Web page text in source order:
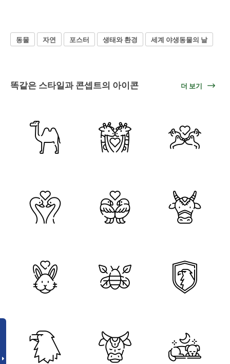
동물 자연 포스터 생태와 환경 세계 야생동물의 날
똑같은 스타일과 콘셉트의 아이콘 더 보기